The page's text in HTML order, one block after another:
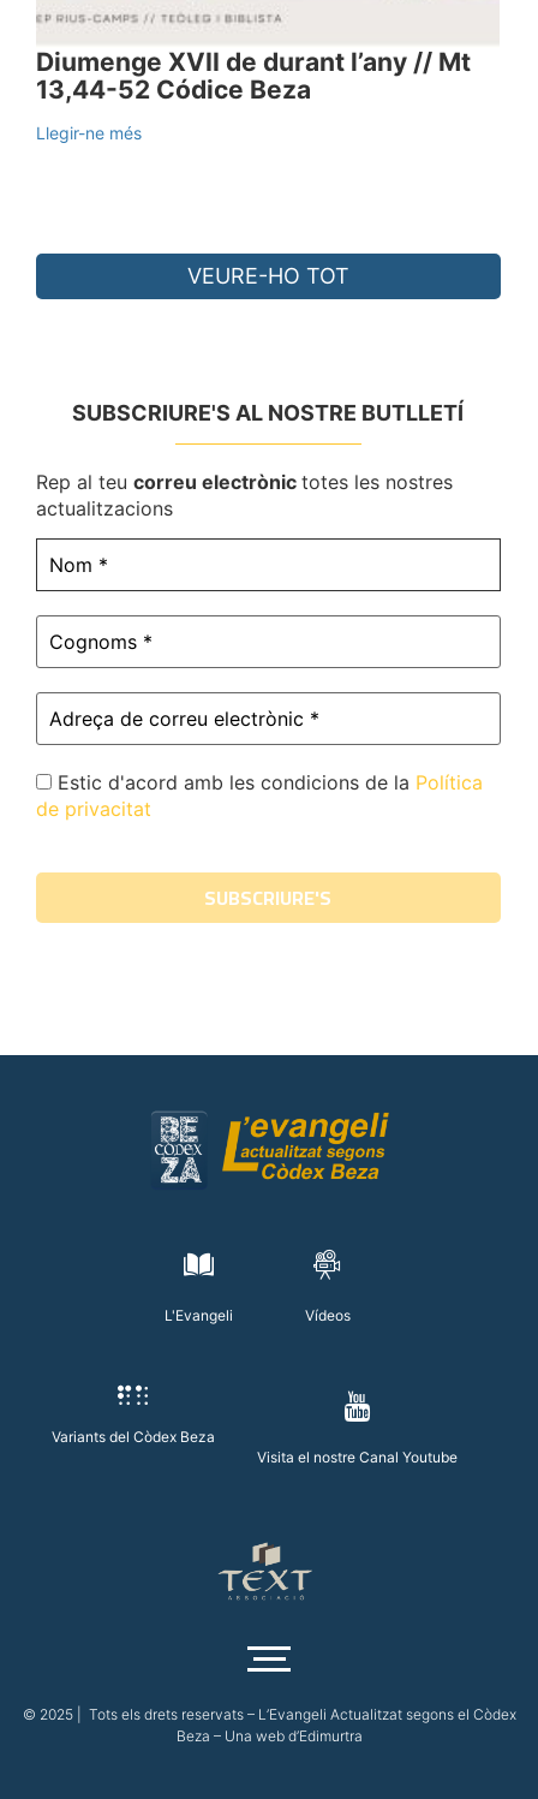
Diumenge XVII de durant l’any // Mt
13,44-52 Códice Beza
Llegir-ne més
VEURE-HO TOT
SUBSCRIURE'S AL NOSTRE BUTLLETÍ
Rep al teu correu electrònic totes les nostres
actualitzacions
Estic d'acord amb les condicions de la Política
de privacitat
L'Evangeli Vídeos
Variants del Còdex Beza
Visita el nostre Canal Youtube
© 2025 | Tots els drets reservats – L’Evangeli Actualitzat segons el Còdex
Beza – Una web d’Edimurtra